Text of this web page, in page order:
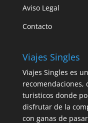
Aviso Legal
Contacto
Viajes Singles
Viajes Singles es
recomendaciones,
turisticos donde
disfrutar de la
con ganas de